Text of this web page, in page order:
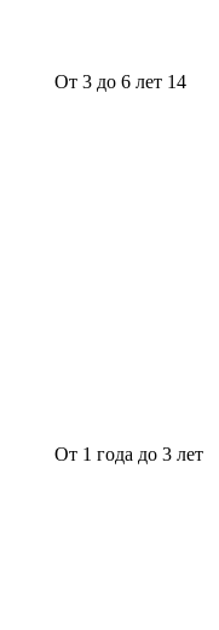
От 3 до 6 лет 14
От 1 года до 3 лет